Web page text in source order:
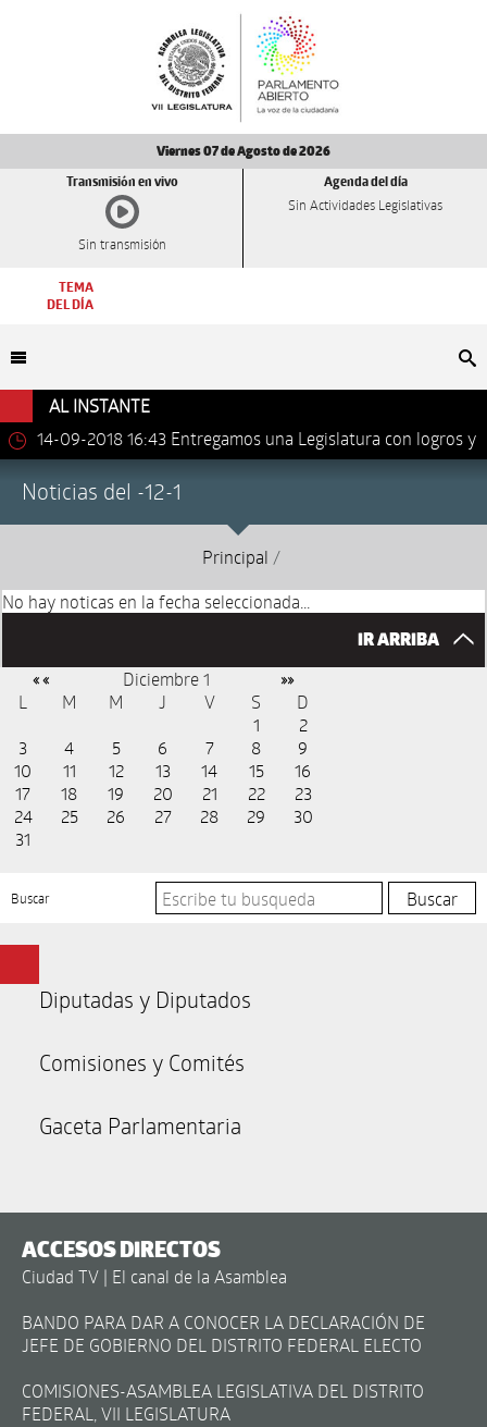
Viernes 07 de Agosto de 2026
Transmisión en vivo
Sin transmisión
Agenda del día
Sin Actividades Legislativas
TEMA
DEL DÍA
AL INSTANTE
14-09-2018 16:43 Entregamos una Legislatura con logros y
Noticias del -12-1
Principal /
No hay noticas en la fecha seleccionada...
IR ARRIBA
« « Diciembre 1 »»
L M M J V S
D
1
2
3
4 5 6 7 8
9
10
11 12 13 14 15
16
17
18 19 20 21 22
23
24
25 26 27 28 29
30
31
Buscar
Diputadas y Diputados
Comisiones y Comités
Gaceta Parlamentaria
ACCESOS DIRECTOS
Ciudad TV | El canal de la Asamblea
BANDO PARA DAR A CONOCER LA DECLARACIÓN DE
JEFE DE GOBIERNO DEL DISTRITO FEDERAL ELECTO
COMISIONES-ASAMBLEA LEGISLATIVA DEL DISTRITO
FEDERAL, VII LEGISLATURA